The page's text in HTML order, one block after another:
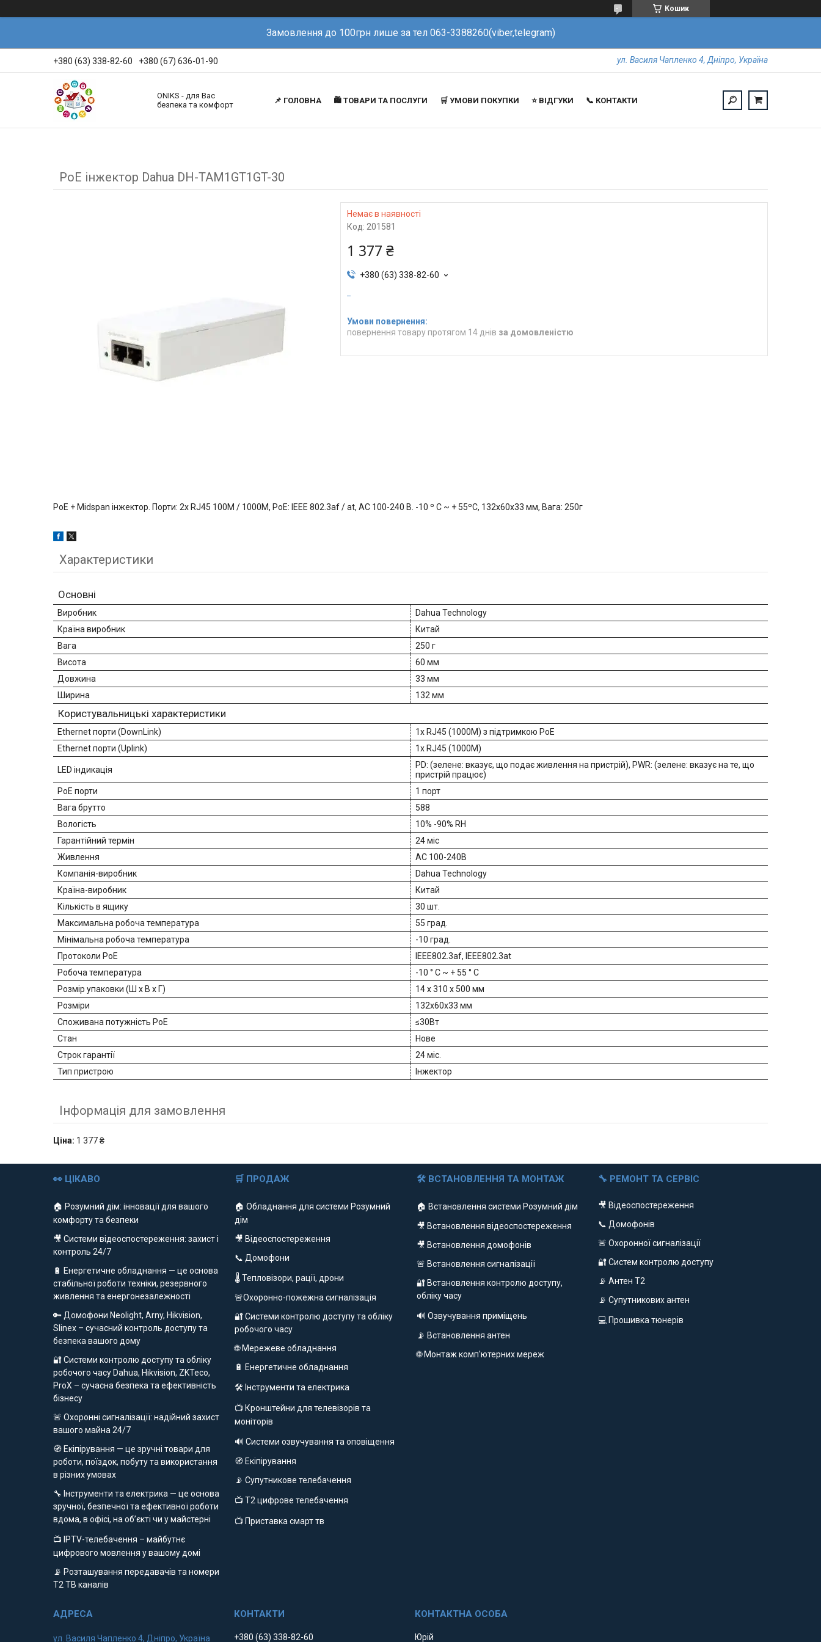
Кошик
Замовлення до 100грн лише за тел 063-3388260(viber,telegram)
+380 (63) 338-82-60 +380 (67) 636-01-90 ул. Василя Чапленко 4, Дніпро, Україна
ONIKS - для Вас
безпека та комфорт
📌 ГОЛОВНА 🛍️ ТОВАРИ ТА ПОСЛУГИ 🛒 УМОВИ ПОКУПКИ ⭐️ ВІДГУКИ 📞 КОНТАКТИ
PoE інжектор Dahua DH-TAM1GT1GT-30
Немає в наявності
Код: 201581
1 377 ₴
+380 (63) 338-82-60
повернення товару протягом 14 днів за домовленістю
PoE + Midspan інжектор. Порти: 2x RJ45 100M / 1000M, PoE: IEEE 802.3af / at, AC 100-240 B. -10 º С ~ + 55ºС, 132х60х33 мм, Вага: 250г
Характеристики
Основні
Виробник
Dahua Technology
Країна виробник
Китай
Вага
250 г
Висота
60 мм
Довжина
33 мм
Ширина
132 мм
Користувальницькі характеристики
Ethernet порти (DownLink)
1x RJ45 (1000M) з підтримкою PoE
Ethernet порти (Uplink)
1x RJ45 (1000M)
LED індикація
PD: (зелене: вказує, що подає живлення на пристрій), PWR: (зелене: вказує на те, що
пристрій працює)
PoE порти
1 порт
Вага брутто
588
Вологість
10% -90% RH
Гарантійний термін
24 міс
Живлення
AC 100-240В
Компанія-виробник
Dahua Technology
Країна-виробник
Китай
Кількість в ящику
30 шт.
Максимальна робоча температура
55 град.
Мінімальна робоча температура
-10 град.
Протоколи PoE
IEEE802.3af, IEEE802.3at
Робоча температура
-10 ° C ~ + 55 ° C
Розмір упаковки (Ш х В х Г)
14 x 310 x 500 мм
Розміри
132x60x33 мм
Споживана потужність PoE
≤30Вт
Стан
Нове
Строк гарантії
24 міс.
Тип пристрою
Інжектор
Інформація для замовлення
Ціна: 1 377 ₴
👀 ЦІКАВО
🏠 Розумний дім: інновації для вашого
комфорту та безпеки
🎥 Системи відеоспостереження: захист і
контроль 24/7
🔋 Енергетичне обладнання — це основа
стабільної роботи техніки, резервного
живлення та енергонезалежності
🔑 Домофони Neolight, Arny, Hikvision,
Slinex – сучасний контроль доступу та
безпека вашого дому
🔐 Системи контролю доступу та обліку
робочого часу Dahua, Hikvision, ZKTeco,
ProX – сучасна безпека та ефективність
бізнесу
🚨 Охоронні сигналізації: надійний захист
вашого майна 24/7
🧭 Екіпірування — це зручні товари для
роботи, поїздок, побуту та використання
в різних умовах
🔧 Інструменти та електрика — це основа
зручної, безпечної та ефективної роботи
вдома, в офісі, на об’єкті чи у майстерні
📺 IPTV-телебачення – майбутнє
цифрового мовлення у вашому домі
📡 Розташування передавачів та номери
Т2 ТВ каналів
🛒 ПРОДАЖ
🏠 Обладнання для системи Розумний
дім
🎥 Відеоспостереження
📞 Домофони
🌡 Тепловізори, рації, дрони
🚨Охоронно-пожежна сигналізація
🔐 Системи контролю доступу та обліку
робочого часу
🌐 Мережеве обладнання
🔋 Енергетичне обладнання
🛠️ Інструменти та електрика
📺 Кронштейни для телевізорів та
моніторів
🔊 Системи озвучування та оповіщення
🧭 Екіпірування
📡 Супутникове телебачення
📺 Т2 цифрове телебачення
📺 Приставка смарт тв
🛠 ВСТАНОВЛЕННЯ ТА МОНТАЖ
🏠 Встановлення системи Розумний дім
🎥 Встановлення відеоспостереження
🎥 Встановлення домофонів
🚨 Встановлення сигналізації
🔐 Встановлення контролю доступу,
обліку часу
🔊 Озвучування приміщень
📡 Встановлення антен
🌐 Монтаж комп'ютерних мереж
🔧 РЕМОНТ ТА СЕРВІС
🎥 Відеоспостереження
📞 Домофонів
🚨 Охоронної сигналізації
🔐 Систем контролю доступу
📡 Антен Т2
📡 Супутникових антен
💻 Прошивка тюнерів
ул. Василя Чапленко 4, Дніпро, Україна +380 (63) 338-82-60 Юрій